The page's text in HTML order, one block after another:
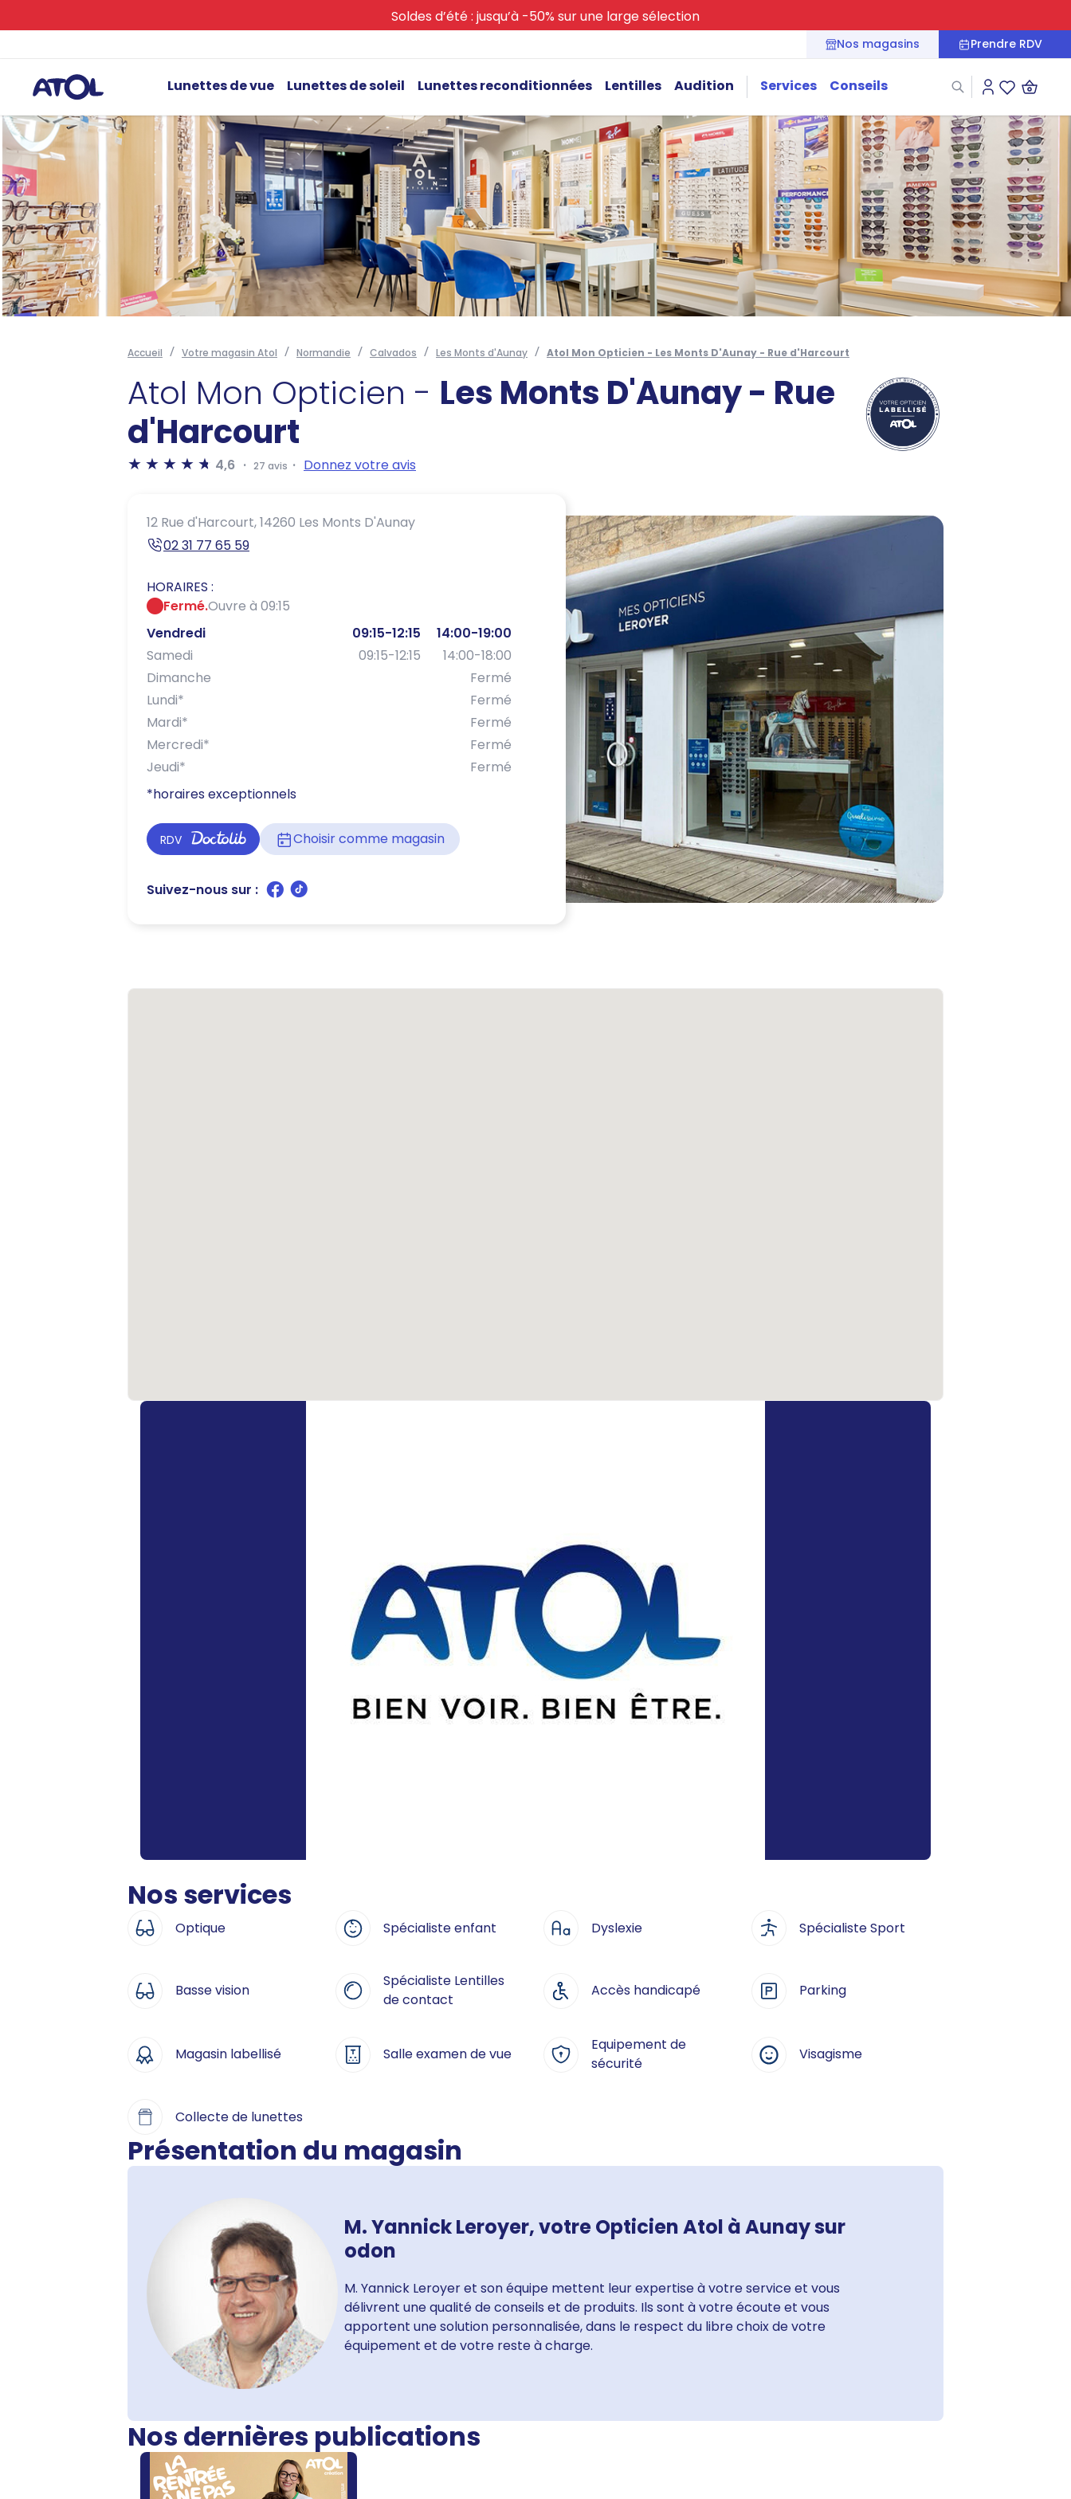
Soldes d’été : jusqu’à -50% sur une large sélection
Nos magasins Prendre RDV
Lunettes de vue Lunettes de soleil Lunettes reconditionnées Lentilles Audition Services Conseils
Connexion
Accueil Votre magasin Atol Normandie Calvados Les Monts d'Aunay Atol Mon Opticien - Les Monts D'Aunay - Rue d'Harcourt
Atol Mon Opticien - Les Monts D'Aunay - Rue
d'Harcourt
4,6 27 avis Donnez votre avis
12 Rue d'Harcourt,14260 Les Monts D'Aunay
02 31 77 65 59
HORAIRES :
Fermé.Ouvre à 09:15
Vendredi
09:15-12:15
14:00-19:00
Samedi
09:15-12:15
14:00-18:00
Dimanche
Fermé
Lundi*
Fermé
Mardi*
Fermé
Mercredi*
Fermé
Jeudi*
Fermé
*horaires exceptionnels
RDV Choisir comme magasin
Suivez-nous sur :
Nos services
Optique Spécialiste enfant Dyslexie Spécialiste Sport
Basse vision
Spécialiste Lentilles
de contact
Accès handicapé Parking
Magasin labellisé Salle examen de vue
Equipement de
sécurité
Visagisme
Collecte de lunettes
Présentation du magasin
M. Yannick Leroyer, votre Opticien Atol à Aunay sur
odon
M. Yannick Leroyer et son équipe mettent leur expertise à votre service et vous
délivrent une qualité de conseils et de produits. Ils sont à votre écoute et vous
apportent une solution personnalisée, dans le respect du libre choix de votre
équipement et de votre reste à charge.
Nos dernières publications